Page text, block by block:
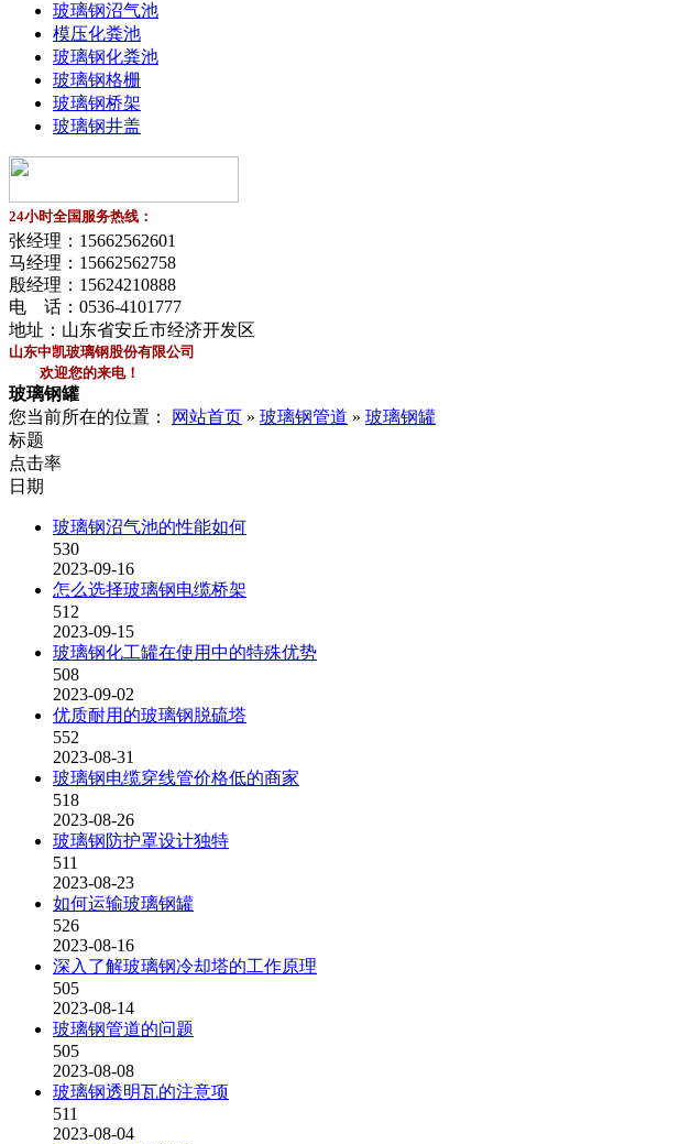
玻璃钢沼气池
模压化粪池
玻璃钢化粪池
玻璃钢格栅
玻璃钢桥架
玻璃钢井盖
24小时全国服务热线：
张经理： 15662562601
马经理： 15662562758
殷经理： 15624210888
电 话： 0536-4101777
地址：山东省安丘市经济开发区
山东中凯玻璃钢股份有限公司
欢迎您的来电！
玻璃钢罐
您当前所在的位置：
网站首页 » 玻璃钢管道 » 玻璃钢罐
标题
点击率
日期
玻璃钢沼气池的性能如何
530
2023-09-16
怎么选择玻璃钢电缆桥架
512
2023-09-15
玻璃钢化工罐在使用中的特殊优势
508
2023-09-02
优质耐用的玻璃钢脱硫塔
552
2023-08-31
玻璃钢电缆穿线管价格低的商家
518
2023-08-26
玻璃钢防护罩设计独特
511
2023-08-23
如何运输玻璃钢罐
526
2023-08-16
深入了解玻璃钢冷却塔的工作原理
505
2023-08-14
玻璃钢管道的问题
505
2023-08-08
玻璃钢透明瓦的注意项
511
2023-08-04